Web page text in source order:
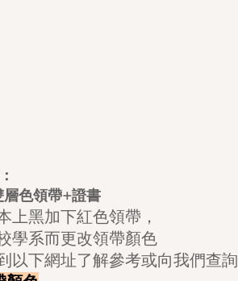
色領帶+證書
上黑加下紅色領帶，
學系而更改領帶顏色
以下網址了解參考或向我們查詢